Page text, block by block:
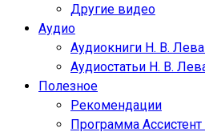
Другие видео
Аудио
Аудиокниги Н. В.
Аудиостатьи Н. В.
Полезное
Рекомендации
Программа